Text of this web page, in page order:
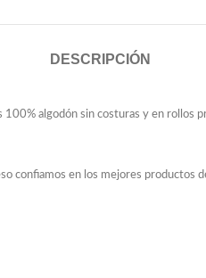
DESCRIPCIÓN
algodón sin costuras y en
confiamos en los mejores productos